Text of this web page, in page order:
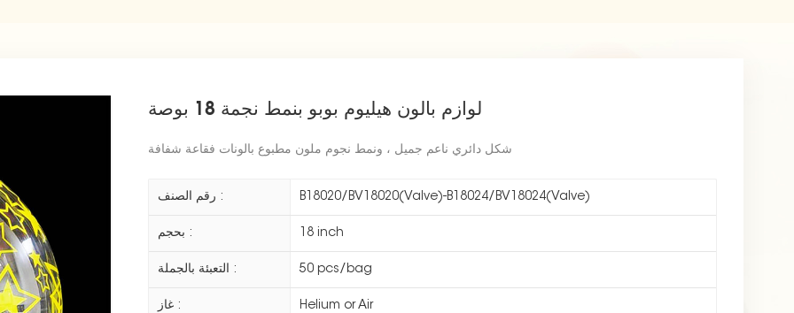
لوازم بالون هيليوم بوبو بنمط نجمة 18 بوصة
شكل دائري ناعم جميل ، ونمط نجوم ملون مطبوع بالونات فقاعة شفافة
رقم الصنف : B18020/BV18020(Valve)-B18024/BV18024(Valve)
بحجم : 18 inch
التعبئة بالجملة : 50 pcs/bag
غاز : Helium or Air